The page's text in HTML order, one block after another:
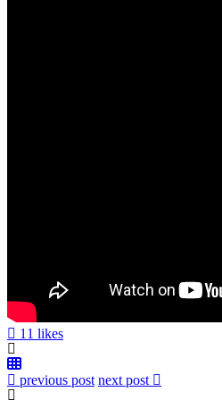
11 likes
previous post next post